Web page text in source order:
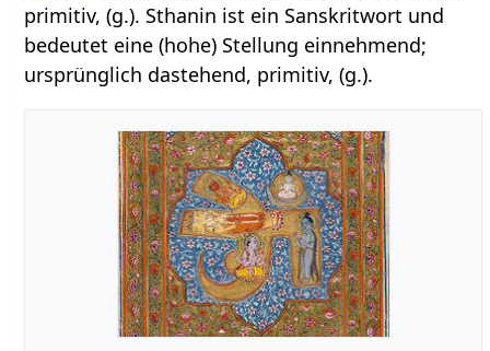
primitiv, (g.). Sthanin ist ein Sanskritwort und
bedeutet eine (hohe) Stellung einnehmend;
ursprünglich dastehend, primitiv, (g.).